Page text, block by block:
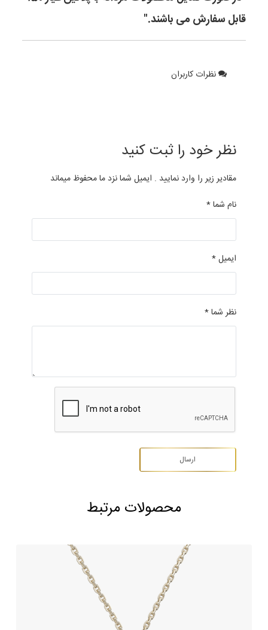
قابل سفارش می باشند."
نظرات کاربران
نظر خود را ثبت کنید
مقادیر زیر را وارد نمایید . ایمیل شما نزد ما محفوظ میماند
نام شما *
ایمیل *
نظر شما *
محصولات مرتبط
آویز طلا طرح لویی ویتون